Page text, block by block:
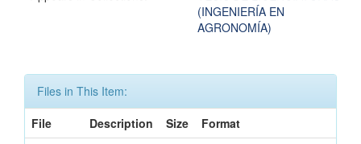
(INGENIERÍA EN
AGRONOMÍA)
Files in This Item:
File
Description Size
Format